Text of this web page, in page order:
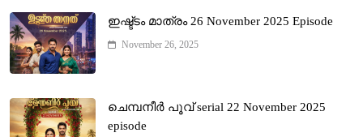
ഇഷ്ട്ടം മാത്രം 26 November 2025 Episode
November 26, 2025
ചെമ്പനീർ പൂവ് serial 22 November 2025
episode